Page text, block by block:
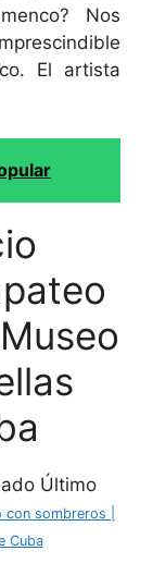
Nos
El artista
sombreros |
Cuba